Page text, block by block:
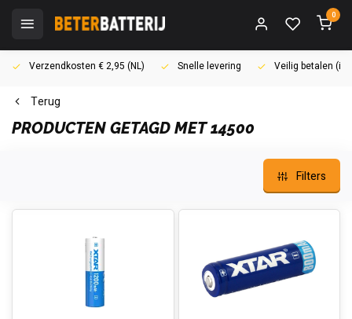
0
Verzendkosten € 2,95 (NL) Snelle levering Veilig betalen
Terug
PRODUCTEN GETAGD MET 14500
Filters